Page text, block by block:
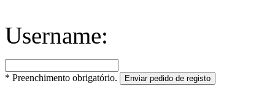
Username:
* Preenchimento obrigatório. Enviar pedido de registo